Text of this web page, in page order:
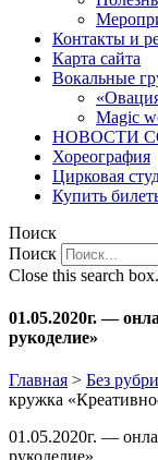
Контакты и
Карта сайта
Вокальные
Magic
НОВОСТИ
Хореография
Цирковая
Купить
Поиск
Поиск
Close this search box.
01.05.2020г. —
рукоделие»
Главная > Без
кружка
01.05.2020г. —